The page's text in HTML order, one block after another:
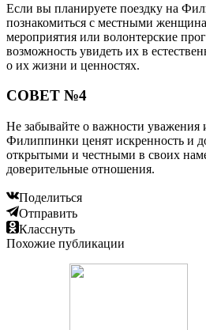
Если вы планируете поездку на
познакомиться с местными
мероприятия или волонтерские
возможность увидеть их в
о их жизни и ценностях.
СОВЕТ №4
Не забывайте о важности уважения
Филиппинки ценят искренность и
открытыми и честными в своих
доверительные отношения.
Поделиться
Отправить
Класснуть
Похожие публикации